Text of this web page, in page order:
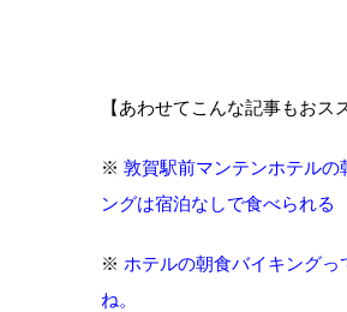
【あわせてこんな記事もおス
※ 敦賀駅前マンテンホテルの
ングは宿泊なしで食べられる
※ ホテルの朝食バイキングっ
ね。